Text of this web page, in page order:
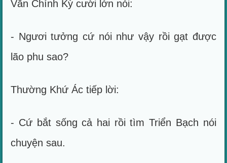
Văn Chính Kỳ cười lớn nói:
- Ngươi tưởng cứ nói như vậy rồi gạt được
lão phu sao?
Thường Khứ Ác tiếp lời:
- Cứ bắt sống cả hai rồi tìm Triển Bạch nói
chuyện sau.